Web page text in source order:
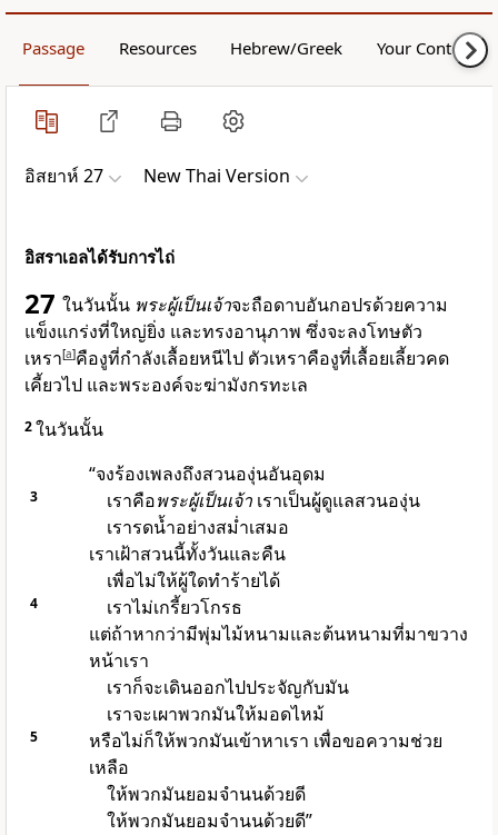
Passage Resources Hebrew/Greek Your Content
อิสยาห์ 27 New Thai Version
อิสราเอลได้รับการไถ่
27 ในวันนั้น พระผู้เป็นเจ้าจะถือดาบอันกอปรด้วยความ
แข็งแกร่งที่ใหญ่ยิ่ง และทรงอานุภาพ ซึ่งจะลงโทษตัว
เหรา[a]คืองูที่กำลังเลื้อยหนีไป ตัวเหราคืองูที่เลื้อยเลี้ยวคด
เคี้ยวไป และพระองค์จะฆ่ามังกรทะเล
2ในวันนั้น
“จงร้องเพลงถึงสวนองุ่นอันอุดม
3 เราคือพระผู้เป็นเจ้าเราเป็นผู้ดูแลสวนองุ่น
เรารดน้ำอย่างสม่ำเสมอ
เราเฝ้าสวนนี้ทั้งวันและคืน
เพื่อไม่ให้ผู้ใดทำร้ายได้
4
เราไม่เกรี้ยวโกรธ
แต่ถ้าหากว่ามีพุ่มไม้หนามและต้นหนามที่มาขวาง
หน้าเรา
เราก็จะเดินออกไปประจัญกับมัน
เราจะเผาพวกมันให้มอดไหม้
5
หรือไม่ก็ให้พวกมันเข้าหาเรา เพื่อขอความช่วย
เหลือ
ให้พวกมันยอมจำนนด้วยดี
ให้พวกมันยอมจำนนด้วยดี”